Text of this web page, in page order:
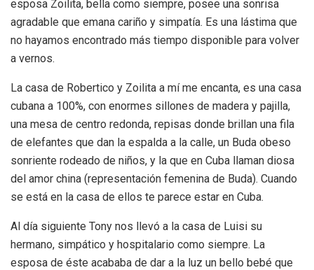
esposa Zoilita, bella como siempre, posee una sonrisa
agradable que emana cariño y simpatía. Es una lástima que
no hayamos encontrado más tiempo disponible para volver
a vernos.
La casa de Robertico y Zoilita a mí me encanta, es una casa
cubana a 100%, con enormes sillones de madera y pajilla,
una mesa de centro redonda, repisas donde brillan una fila
de elefantes que dan la espalda a la calle, un Buda obeso
sonriente rodeado de niños, y la que en Cuba llaman diosa
del amor china (representación femenina de Buda). Cuando
se está en la casa de ellos te parece estar en Cuba.
Al día siguiente Tony nos llevó a la casa de Luisi su
hermano, simpático y hospitalario como siempre. La
esposa de éste acababa de dar a la luz un bello bebé que